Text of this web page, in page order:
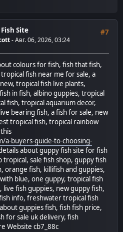
#7
Site
- Авг. 06, 2026, 03:24
colours for fish, fish that fish,
fish near me for sale, a
tropical fish live plants,
in fish, albino guppies, tropical
fish, tropical aquarium decor,
bearing fish, a fish for sale, new
tropical fish, tropical rainbow
a-buyers-guide-to-choosing-
about guppy fish site for fish
sale fish shop, guppy fish
orange fish, killifish and guppies,
blue, one guppy, tropical fish
fish guppies, new guppy fish,
info, freshwater tropical fish
guppies fish, fish fish price,
for sale uk delivery, fish
Website cb7_88c